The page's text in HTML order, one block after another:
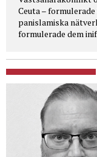
Ceuta –
panislamiska
formulerade dem